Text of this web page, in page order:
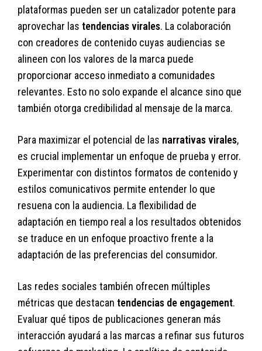
plataformas pueden ser un catalizador potente para
aprovechar las tendencias virales. La colaboración
con creadores de contenido cuyas audiencias se
alineen con los valores de la marca puede
proporcionar acceso inmediato a comunidades
relevantes. Esto no solo expande el alcance sino que
también otorga credibilidad al mensaje de la marca.
Para maximizar el potencial de las narrativas virales,
es crucial implementar un enfoque de prueba y error.
Experimentar con distintos formatos de contenido y
estilos comunicativos permite entender lo que
resuena con la audiencia. La flexibilidad de
adaptación en tiempo real a los resultados obtenidos
se traduce en un enfoque proactivo frente a la
adaptación de las preferencias del consumidor.
Las redes sociales también ofrecen múltiples
métricas que destacan tendencias de engagement.
Evaluar qué tipos de publicaciones generan más
interacción ayudará a las marcas a refinar sus futuros